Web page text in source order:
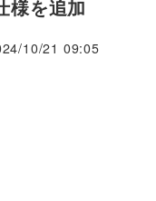
様を追加
10/21 09:05